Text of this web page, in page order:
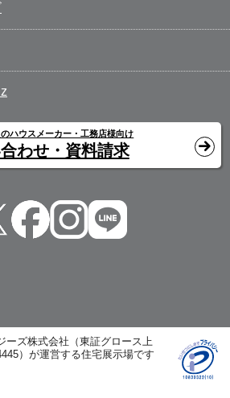
ハウスメーカー・工務店様向け
わせ・資料請求
ーズ株式会社（東証グロース上
）が運営する住宅展示場です